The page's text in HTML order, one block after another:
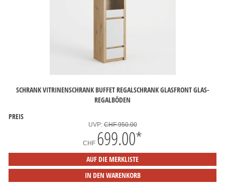
SCHRANK VITRINENSCHRANK BUFFET REGALSCHRANK GLASFRONT GLAS-
REGALBÖDEN
PREIS
UVP:CHF 950.00
CHF 699.00*
AUF DIE MERKLISTE
IN DEN WARENKORB